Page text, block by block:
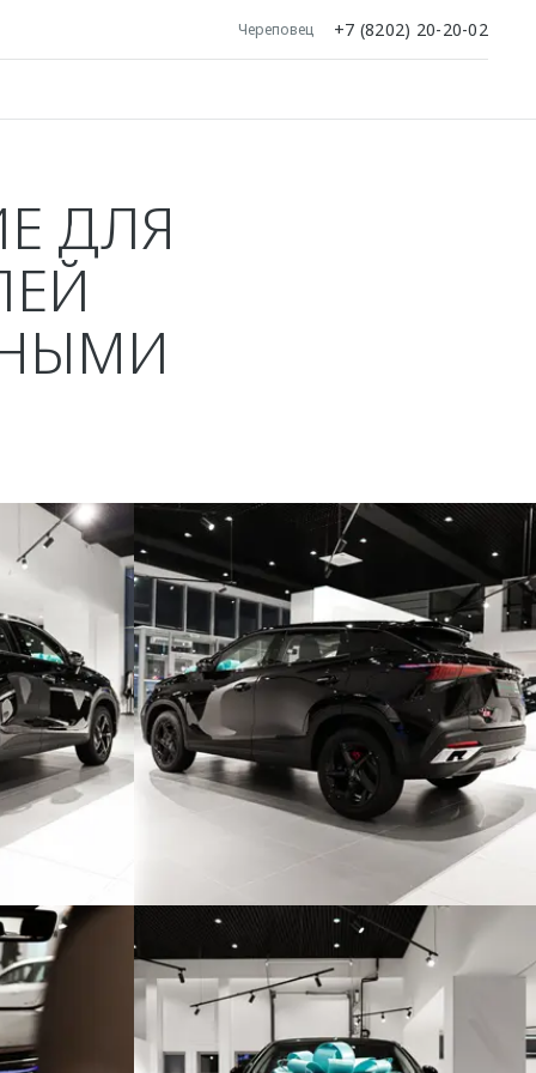
Череповец +7 (8202) 20-20-02
ДЛЯ